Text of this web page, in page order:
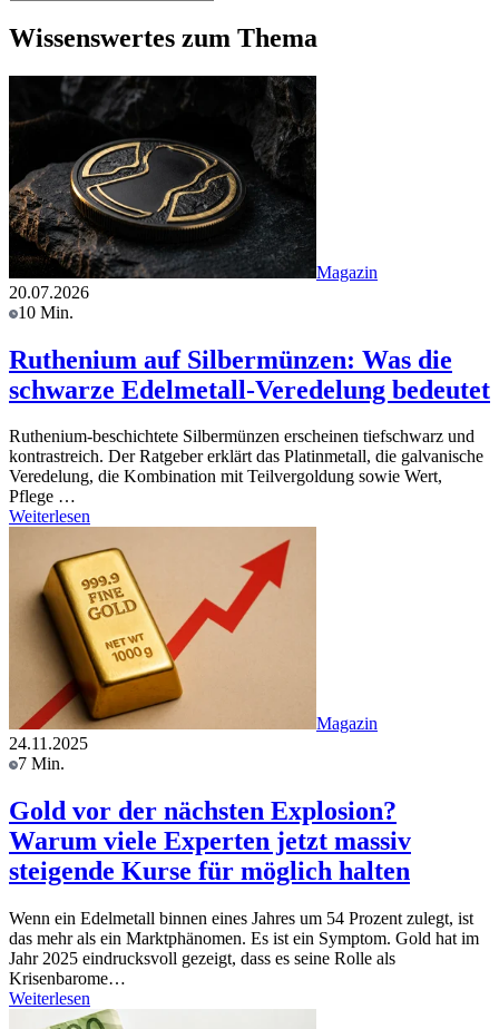
Wissenswertes zum Thema
Magazin
20.07.2026
10 Min.
Ruthenium auf Silbermünzen: Was die
schwarze Edelmetall-Veredelung bedeutet
Ruthenium-beschichtete Silbermünzen erscheinen tiefschwarz und
kontrastreich. Der Ratgeber erklärt das Platinmetall, die galvanische
Veredelung, die Kombination mit Teilvergoldung sowie Wert,
Pflege …
Weiterlesen
Magazin
24.11.2025
7 Min.
Gold vor der nächsten Explosion?
Warum viele Experten jetzt massiv
steigende Kurse für möglich halten
Wenn ein Edelmetall binnen eines Jahres um 54 Prozent zulegt, ist
das mehr als ein Marktphänomen. Es ist ein Symptom. Gold hat im
Jahr 2025 eindrucksvoll gezeigt, dass es seine Rolle als
Krisenbarome…
Weiterlesen